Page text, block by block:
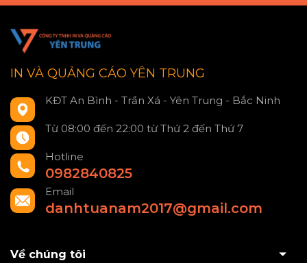
IN VÀ QUẢNG CÁO YÊN TRUNG
KĐT An Bình - Trần Xá - Yên Trung - Bắc Ninh
Từ 08:00 đến 22:00 từ Thứ 2 đến Thứ 7
Hotline
0982840825
Email
danhtuanam2017@gmail.com
Về chúng tôi